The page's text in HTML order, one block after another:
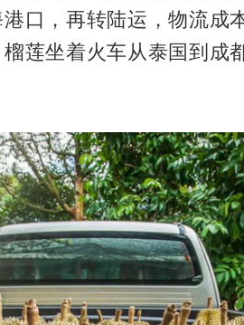
口，再转陆运，物流成
莲坐着火车从泰国到成